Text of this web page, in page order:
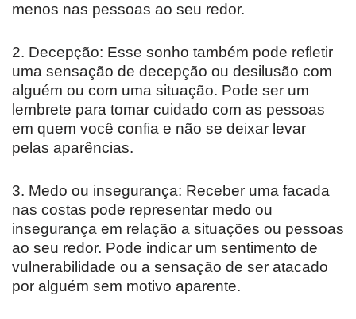
menos nas pessoas ao seu redor.
2. Decepção: Esse sonho também pode refletir
uma sensação de decepção ou desilusão com
alguém ou com uma situação. Pode ser um
lembrete para tomar cuidado com as pessoas
em quem você confia e não se deixar levar
pelas aparências.
3. Medo ou insegurança: Receber uma facada
nas costas pode representar medo ou
insegurança em relação a situações ou pessoas
ao seu redor. Pode indicar um sentimento de
vulnerabilidade ou a sensação de ser atacado
por alguém sem motivo aparente.